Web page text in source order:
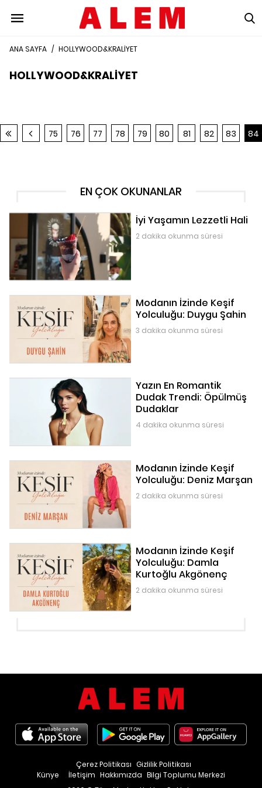
ANA SAYFA / HOLLYWOOD&KRALİYET
HOLLYWOOD&KRALİYET
75 76 77 78 79 80 81 82 83 84
EN ÇOK OKUNANLAR
İyi Yaşamın Lezzetli Hali
2 dakika okunma süresi
Modanın İzinde Keşif
Yolculuğu: Duygu Şahin
3 dakika okunma süresi
Yazın En Romantik
Dudak Trendi: Öpülmüş
Dudaklar
4 dakika okunma süresi
Modanın İzinde Keşif
Yolculuğu: Deniz Marşan
2 dakika okunma süresi
Modanın İzinde Keşif
Yolculuğu: Damla
Kurtoğlu Akgönenç
2 dakika okunma süresi
Künye İletişim Hakkımızda Bilgi Toplumu Merkezi
Çerez Politikası Gizlilik Politikası